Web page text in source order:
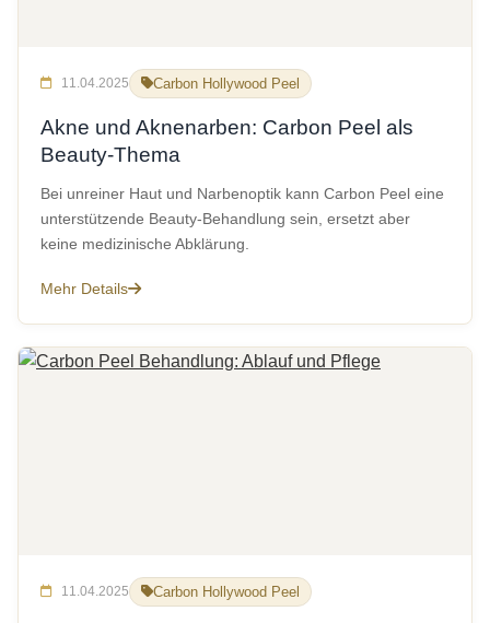
11.04.2025 Carbon Hollywood Peel
Akne und Aknenarben: Carbon Peel als
Beauty-Thema
Bei unreiner Haut und Narbenoptik kann Carbon Peel eine
unterstützende Beauty-Behandlung sein, ersetzt aber
keine medizinische Abklärung.
Mehr Details
11.04.2025 Carbon Hollywood Peel